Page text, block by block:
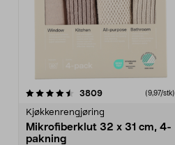
3809anmeldelser(9,97/stk)
Kjøkkenrengjøring
Mikrofiberklut 32 x 31 cm, 4-
pakning
4.5av 5 stjerner